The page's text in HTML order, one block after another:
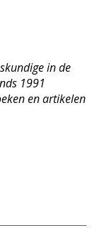
in de
1991
en artikelen